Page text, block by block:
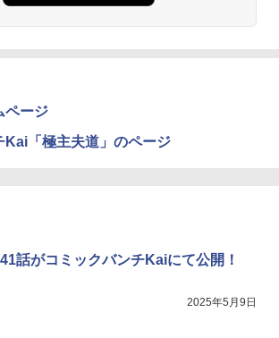
ページ
Kai「極主夫道」のページ
話がコミックバンチKaiにて公開！
2025年5月9日